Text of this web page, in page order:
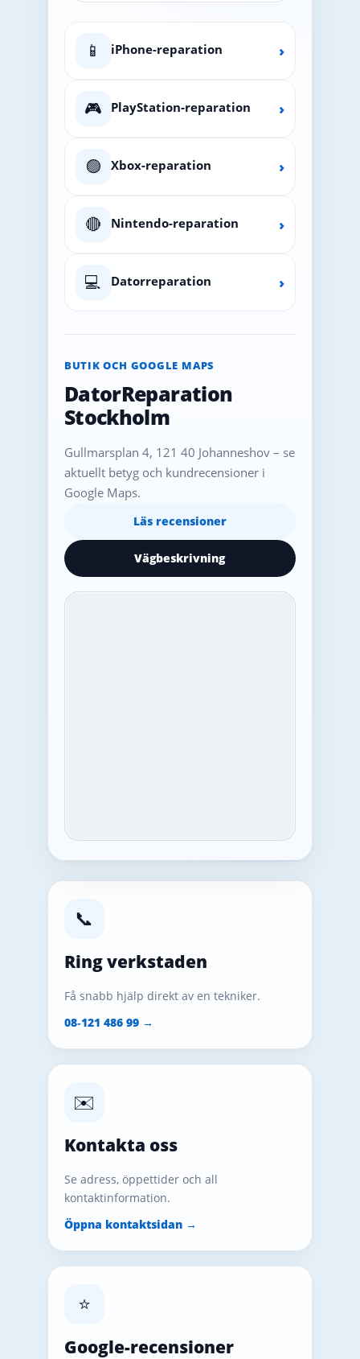
📱 iPhone-reparation ›
🎮 PlayStation-reparation ›
🟢 Xbox-reparation ›
🔴 Nintendo-reparation ›
💻 Datorreparation ›
BUTIK OCH GOOGLE MAPS
DatorReparation
Stockholm
Gullmarsplan 4, 121 40 Johanneshov – se
aktuellt betyg och kundrecensioner i
Google Maps.
Läs recensioner
Vägbeskrivning
📞
Ring verkstaden
Få snabb hjälp direkt av en tekniker.
08‑121 486 99 →
✉️
Kontakta oss
Se adress, öppettider och all
kontaktinformation.
Öppna kontaktsidan →
⭐
Google-recensioner